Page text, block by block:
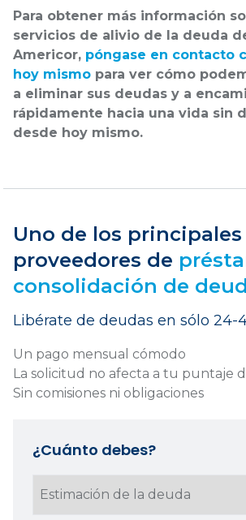
Para obtener más información
servicios de alivio de la deuda
Americor, póngase en contacto
hoy mismo para ver cómo
a eliminar sus deudas y a
rápidamente hacia una vida sin
desde hoy mismo.
Uno de los principales
proveedores de
consolidación de
Libérate de deudas en sólo 24-
Un pago mensual cómodo
La solicitud no afecta a tu puntaje
Sin comisiones ni obligaciones
¿Cuánto debes?